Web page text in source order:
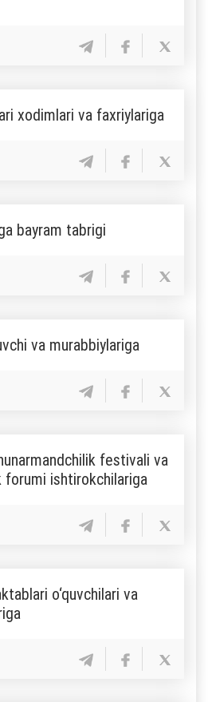
xodimlari va faxriylariga
bayram tabrigi
va murabbiylariga
festivali va
forumi ishtirokchilariga
o‘quvchilari va